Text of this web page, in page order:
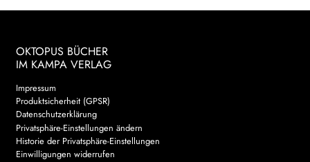
OKTOPUS BÜCHER
IM KAMPA VERLAG
Impressum
Produktsicherheit (GPSR)
Datenschutzerklärung
Privatsphäre-Einstellungen ändern
Historie der Privatsphäre-Einstellungen
Einwilligungen widerrufen